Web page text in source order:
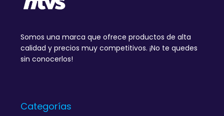
Somos una marca que ofrece productos de alta
calidad y precios muy competitivos. ¡No te quedes
sin conocerlos!
Categorías